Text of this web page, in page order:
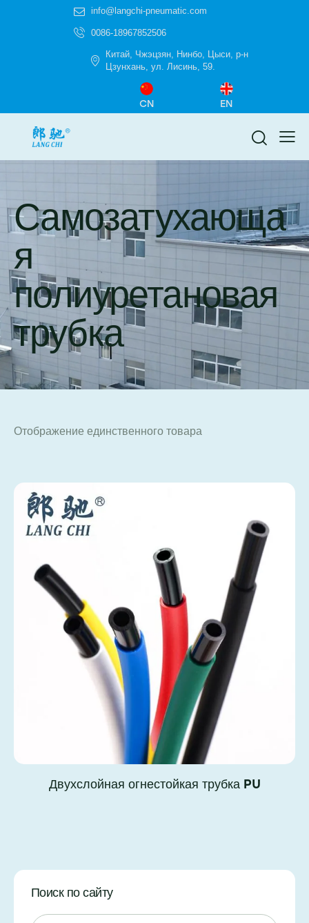
info@langchi-pneumatic.com
0086-18967852506
Китай, Чжэцзян, Нинбо, Цыси, р-н
Цзунхань, ул. Лисинь, 59.
CN EN
Самозатухающа
я
полиуретановая
трубка
Отображение единственного товара
Двухслойная огнестойкая трубка PU
Поиск по сайту